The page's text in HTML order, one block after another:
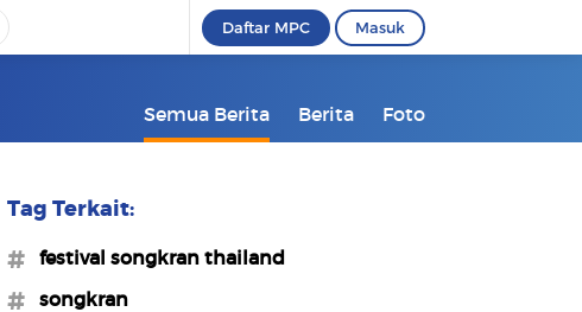
Daftar MPC Masuk
Semua Berita Berita Foto
Tag Terkait:
#festival songkran thailand
#songkran